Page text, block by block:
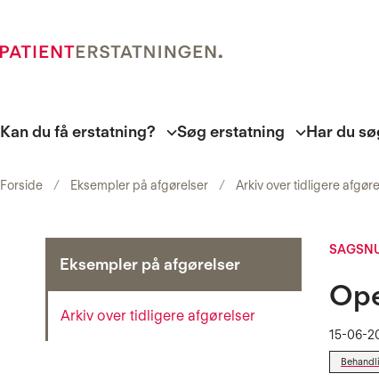
Kan du få erstatning? Søg erstatning Har du
Forside Eksempler på afgørelser Arkiv over tidligere
Eksempler på afgørelser
Arkiv over tidligere afgørelser
15-06-